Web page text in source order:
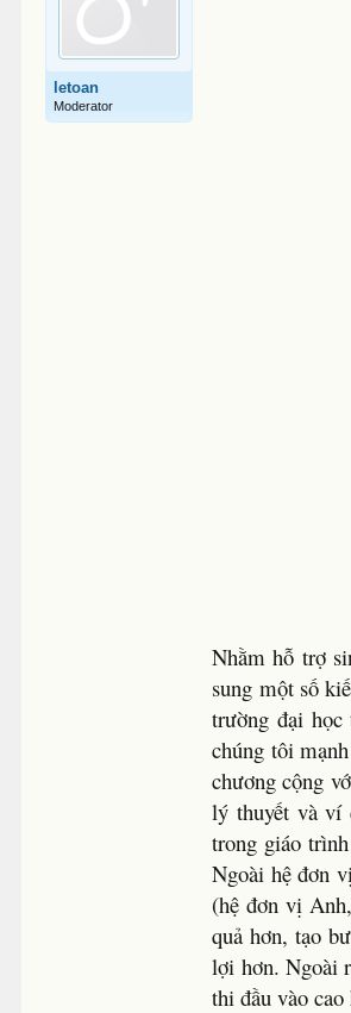
letoan
Moderator
Nhằm hỗ trợ
sung một số
trường đại
chúng tôi
chương cộng
lý thuyết và ví
trong giáo
Ngoài hệ đơn
(hệ đơn vị
quả hơn, tạo
lợi hơn. Ngoài
thi đầu vào